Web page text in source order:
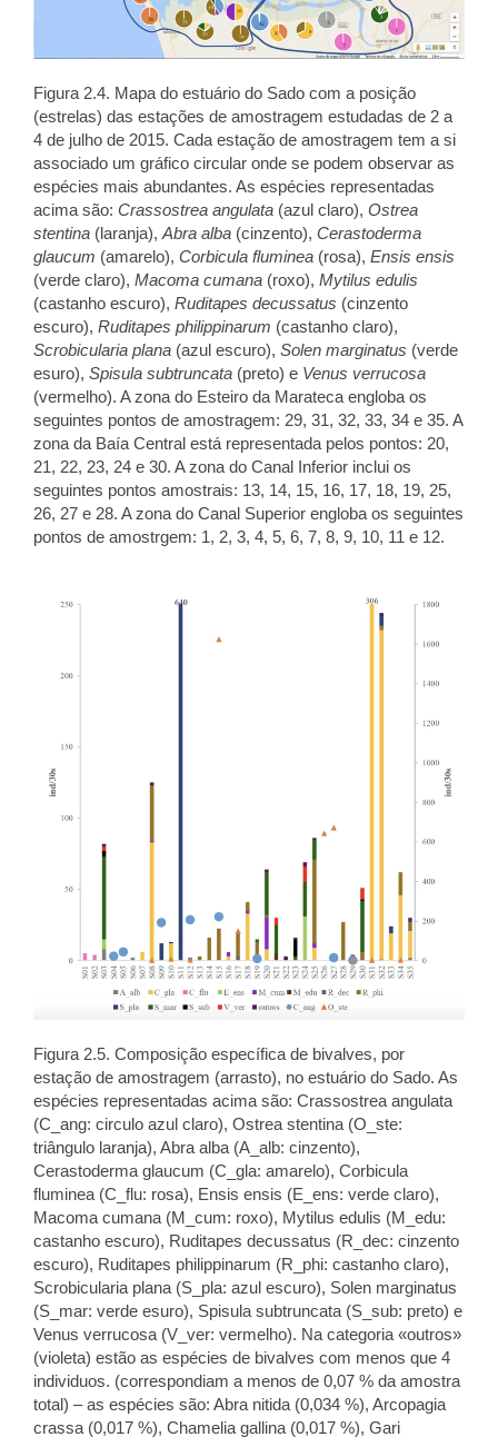
Figura 2.4. Mapa do estuário do Sado com a posição
(estrelas) das estações de amostragem estudadas de 2 a
4 de julho de 2015. Cada estação de amostragem tem a si
associado um gráfico circular onde se podem observar as
espécies mais abundantes. As espécies representadas
acima são: Crassostrea angulata (azul claro), Ostrea
stentina (laranja), Abra alba (cinzento), Cerastoderma
glaucum (amarelo), Corbicula fluminea (rosa), Ensis ensis
(verde claro), Macoma cumana (roxo), Mytilus edulis
(castanho escuro), Ruditapes decussatus (cinzento
escuro), Ruditapes philippinarum (castanho claro),
Scrobicularia plana (azul escuro), Solen marginatus (verde
esuro), Spisula subtruncata (preto) e Venus verrucosa
(vermelho). A zona do Esteiro da Marateca engloba os
seguintes pontos de amostragem: 29, 31, 32, 33, 34 e 35. A
zona da Baía Central está representada pelos pontos: 20,
21, 22, 23, 24 e 30. A zona do Canal Inferior inclui os
seguintes pontos amostrais: 13, 14, 15, 16, 17, 18, 19, 25,
26, 27 e 28. A zona do Canal Superior engloba os seguintes
pontos de amostrgem: 1, 2, 3, 4, 5, 6, 7, 8, 9, 10, 11 e 12.
Figura 2.5. Composição específica de bivalves, por
estação de amostragem (arrasto), no estuário do Sado. As
espécies representadas acima são: Crassostrea angulata
(C_ang: circulo azul claro), Ostrea stentina (O_ste:
triângulo laranja), Abra alba (A_alb: cinzento),
Cerastoderma glaucum (C_gla: amarelo), Corbicula
fluminea (C_flu: rosa), Ensis ensis (E_ens: verde claro),
Macoma cumana (M_cum: roxo), Mytilus edulis (M_edu:
castanho escuro), Ruditapes decussatus (R_dec: cinzento
escuro), Ruditapes philippinarum (R_phi: castanho claro),
Scrobicularia plana (S_pla: azul escuro), Solen marginatus
(S_mar: verde esuro), Spisula subtruncata (S_sub: preto) e
Venus verrucosa (V_ver: vermelho). Na categoria «outros»
(violeta) estão as espécies de bivalves com menos que 4
individuos. (correspondiam a menos de 0,07 % da amostra
total) – as espécies são: Abra nitida (0,034 %), Arcopagia
crassa (0,017 %), Chamelia gallina (0,017 %), Gari